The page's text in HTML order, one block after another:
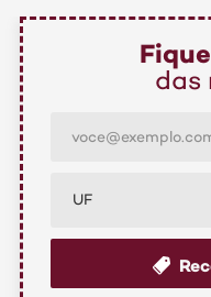
das
UF